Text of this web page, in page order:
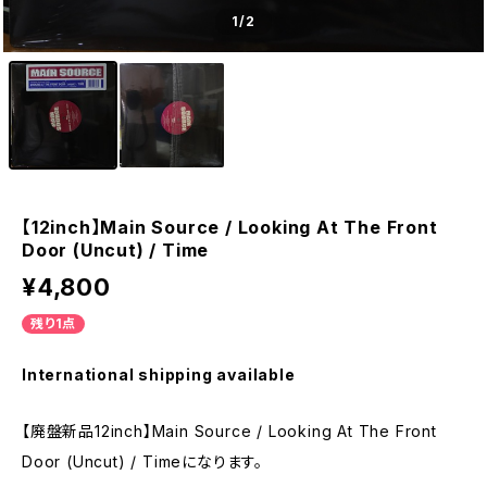
1/2
【12inch】Main Source / Looking At The Front
Door (Uncut) / Time
¥4,800
残り1点
International shipping available
【廃盤新品12inch】Main Source / Looking At The Front
Door (Uncut) / Timeになります。